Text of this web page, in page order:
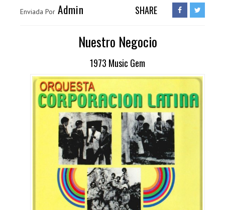
Enviada Por Admin SHARE
Nuestro Negocio
1973 Music Gem